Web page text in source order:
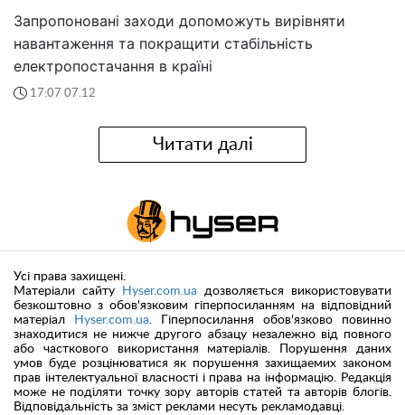
Запропоновані заходи допоможуть вирівняти
навантаження та покращити стабільність
електропостачання в країні
17:07 07.12
Читати далі
Усі права захищені.
Матеріали сайту
Hyser.com.ua дозволяється використовувати
безкоштовно з обов'язковим гіперпосиланням на відповідний
матеріал
Hyser.com.ua. Гіперпосилання обов'язково повинно
знаходитися не нижче другого абзацу незалежно від повного
або часткового використання матеріалів. Порушення даних
умов буде розцінюватися як порушення захищаемих законом
прав інтелектуальної власності і права на інформацію. Редакція
може не поділяти точку зору авторів статей та авторів блогів.
Відповідальність за зміст реклами несуть рекламодавці.